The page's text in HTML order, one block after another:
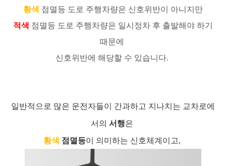
황색 점멸등 도로 주행차량은 신호위반이 아니지만
적색 점멸등 도로 주행차량은 일시정차 후 출발해야 하기
때문에
신호위반에 해당할 수 있습니다.
일반적으로 많은 운전자들이 간과하고 지나치는 교차로에
서의 서행은
황색 점멸등이 의미하는 신호체계이고,